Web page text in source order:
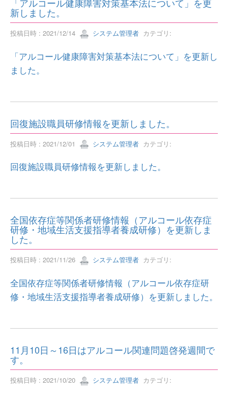
「アルコール健康障害対策基本法について」を更
新しました。
投稿日時 : 2021/12/14 システム管理者 カテゴリ:
「アルコール健康障害対策基本法について」を更新し
ました。
回復施設職員研修情報を更新しました。
投稿日時 : 2021/12/01 システム管理者 カテゴリ:
回復施設職員研修情報を更新しました。
全国依存症等関係者研修情報（アルコール依存症
研修・地域生活支援指導者養成研修）を更新しま
した。
投稿日時 : 2021/11/26 システム管理者 カテゴリ:
全国依存症等関係者研修情報（アルコール依存症研
修・地域生活支援指導者養成研修）を更新しました。
11月10日～16日はアルコール関連問題啓発週間で
す。
投稿日時 : 2021/10/20 システム管理者 カテゴリ: